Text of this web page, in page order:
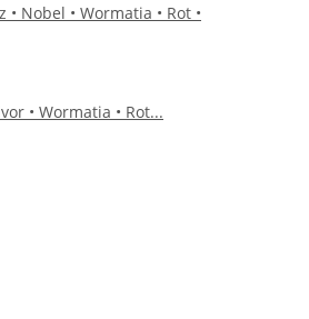
Nobel • Wormatia • Rot •